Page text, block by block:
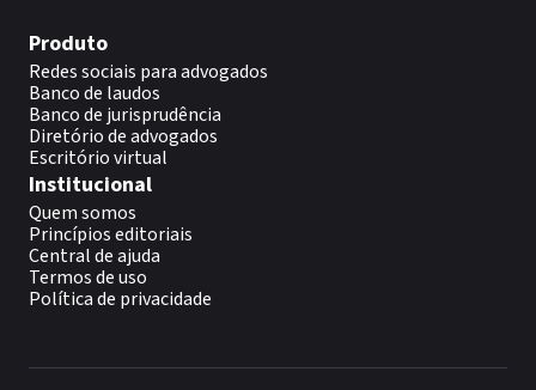
Produto
Redes sociais para advogados
Banco de laudos
Banco de jurisprudência
Diretório de advogados
Escritório virtual
Institucional
Quem somos
Princípios editoriais
Central de ajuda
Termos de uso
Política de privacidade